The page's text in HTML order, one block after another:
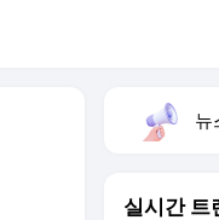
뉴
실시간 트